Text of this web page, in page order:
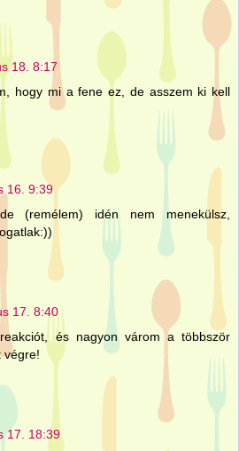
18. 8:17
hogy mi a fene ez, de asszem ki kell
16. 9:39
(remélem) idén nem menekülsz,
17. 8:40
és nagyon várom a többször
végre!
17. 18:39